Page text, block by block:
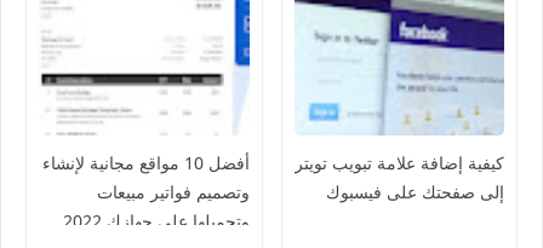
كيفية إضافة علامة تبويب تويتر
إلى صفحتك على فيسبوك
أفضل 10 مواقع مجانية لإنشاء
وتصميم فواتير مبيعات
وتحميلها على جهازك 2022